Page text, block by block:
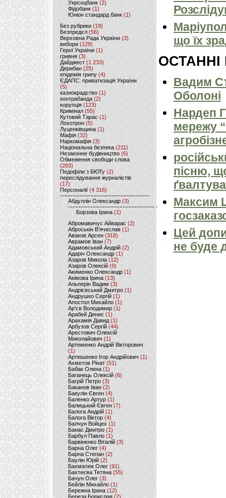
Укрсоцбанк (2)
Фідобанк (1)
Юніон стандард банк(1)
Без рубрики (19)
Безпредєл(56)
Верховна Рада України (3)
вибори(128)
Герої України(1)
гривня (3)
Дайджест (1 233)
Дерибан (25)
епідемія грипу (4)
ЄДАПС: приватизація України
(5)
казнокрадство (1)
контрабанда (2)
корупція (123)
Кримінал (55)
Кутовий Тарас (1)
Лохотрон(5)
Луценківщина (1)
Мафія (32)
Наркомафія (3)
Національна безпека (211)
Незаконне будівництво(6)
Обмеження свободи слова
(283)
Педофіли з БЮТу (2)
переслідування журналістів
(17)
Персоналії (4 316)
Абдуллін Олександр (3)
Борзова Ірина(1)
Абромавичус Айварас (2)
Аброськін В’ячеслав(1)
Аваков Арсен (318)
Аврамов Іван (7)
Адамовський Андрій(2)
Адаріч Олександр (1)
Азаров Микола (12)
Азаров Олексій (9)
Акименко Олександр(1)
Акімова Ірина(13)
Альперін Вадим (3)
Андрієвський Дмитро(1)
Андрушко Сергій(1)
Апостол Михайло(1)
Ар'єв Володимир (1)
Арабей Денис(1)
Арахамія Давид (1)
Арбузов Сергій (44)
Арестович Олексій
Миколайович(1)
Артеменко Андрій Вікторович
(1)
Артюшенко Ігор Андрійович(1)
Ахметов Рінат(51)
Бабак Олена(1)
Баганець Олексій(6)
Багрій Петро (3)
Баканов Іван(2)
Бакулін Євген (4)
Баленко Артур(1)
Балицький Євген(7)
Балога Андрій (1)
Балога Віктор (4)
Балчун Войцех (1)
Банас Дмитро (1)
Барбул Павло(1)
Барвіненко Віталій(3)
Барна Олег (4)
Барна Степан (2)
Баулін Юрій (2)
Бахматюк Олег (91)
Бахтеєва Тетяна(55)
Бачун Олег (3)
Бейлін Михайло (1)
Бережна Ірина(12)
Береза Борислав(2)
що їх
ОСТАННІ
Вадим
Оболоні
Нардеп
мережу
пісню,
Максим
Цей
не буде